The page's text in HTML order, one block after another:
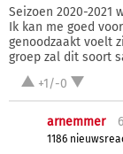
Seizoen 2020-2021
Ik kan me goed
genoodzaakt voelt
groep zal dit soort
+1/-0
arnemmer
1186